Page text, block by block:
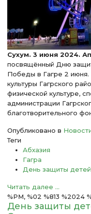
Сухум. 3 июня 2024.
посвящённый Дню
Победы в Гагре 2
культуры Гагрского
физической культуре,
администрации
благотворительного
Опубликовано в
Теги
Абхазия
Гагра
День защиты детей
Читать далее ...
%PM, %02 %813 %2024
День защиты